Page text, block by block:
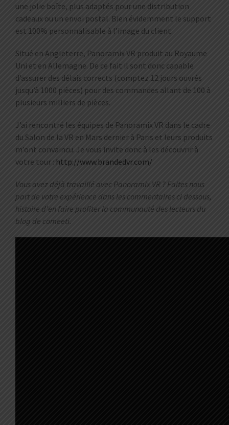
une jolie boîte, plus adaptés pour une distribution
cadeaux ou un envoi postal. Bien évidemment le support
est 100% personnalisable à l’image du client.
Situé en Angleterre, Panoramix VR produit au Royaume
Uni et en Allemagne. De ce fait il sont donc capable
d’assurer des délais corrects (comptez 12 jours ouvrés
jusqu’à 1000 pièces) pour des commandes allant de 100 à
plusieurs milliers de pièces.
J’ai rencontré les équipes de Panoramix VR dans le cadre
du Salon de la VR en Mars dernier à Paris et leurs produits
m’ont convaincu. Je vous invite donc à les découvrir à
votre tour : http://www.brandedvr.com/
Vous avez déjà travaillé avec Panoramix VR ? Faites nous
part de votre expérience dans les commentaires ci dessous,
histoire d’en faire profiter la communauté des lecteurs du
blog de comeeti.